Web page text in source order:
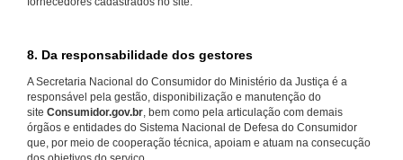
8. Da responsabilidade dos gestores
A Secretaria Nacional do Consumidor do Ministério da Justiça é a
responsável pela gestão, disponibilização e manutenção do
site Consumidor.gov.br, bem como pela articulação com demais
órgãos e entidades do Sistema Nacional de Defesa do Consumidor
que, por meio de cooperação técnica, apoiam e atuam na consecução